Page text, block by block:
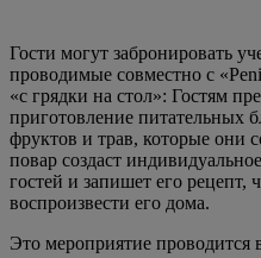
Гости могут забронировать
проводимые совместно с
«с грядки на стол»: Гостям
приготовление питательных
фруктов и трав, которые они
повар создаст
гостей и запишет его рецепт,
воспроизвести его дома.
Это мероприятие проводится